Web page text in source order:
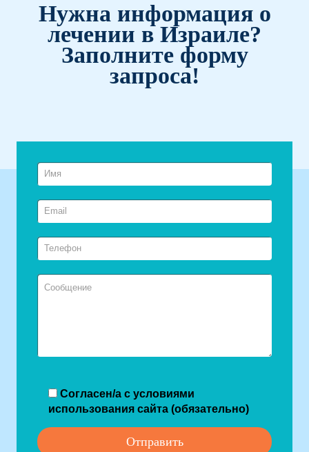
Нужна информация о
лечении в Израиле?
Заполните форму
запроса!
Согласен/а с условиями
использования сайта (обязательно)